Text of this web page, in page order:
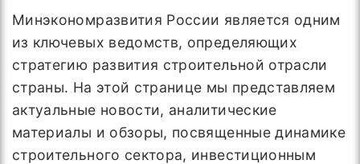
Минэкономразвития России является одним
из ключевых ведомств, определяющих
стратегию развития строительной отрасли
страны. На этой странице мы представляем
актуальные новости, аналитические
материалы и обзоры, посвященные динамике
строительного сектора, инвестиционным